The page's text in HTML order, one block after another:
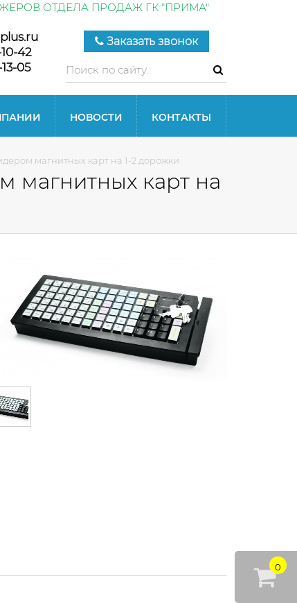
0
ОТДЕЛА ПРОДАЖ ГК "ПРИМА"
42
05
Заказать звонок
НОВОСТИ КОНТАКТЫ
магнитных карт на 1-2 дорожки
магнитных карт на